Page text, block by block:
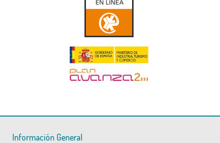
Información General